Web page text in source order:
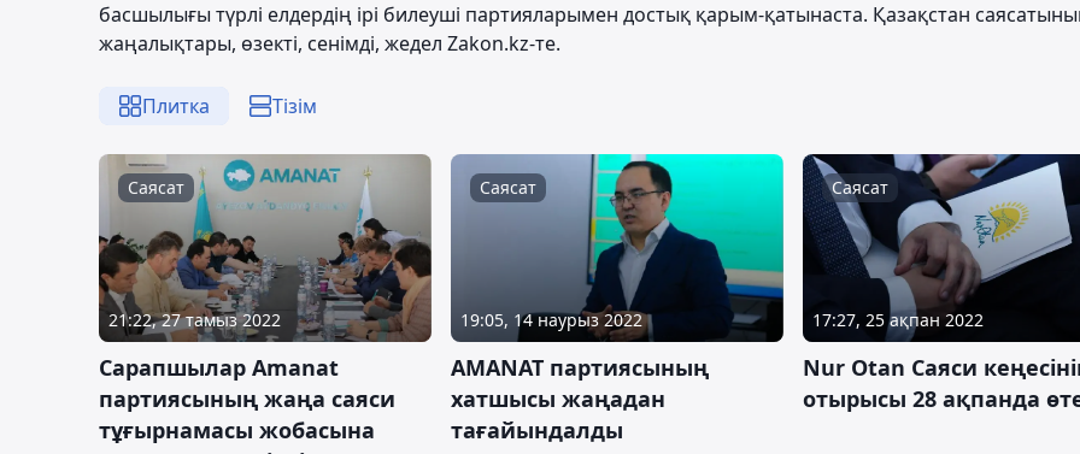
басшылығы түрлі елдердің ірі билеуші партияларымен достық қарым-қатынаста. Қазақстан
жаңалықтары, өзекті, сенімді, жедел Zakon.kz-те.
Плитка Тізім
Саясат
21:22, 27 тамыз 2022
Сарапшылар Amanat
партиясының жаңа саяси
тұғырнамасы жобасына
Саясат
19:05, 14 наурыз 2022
AMANAT партиясының
хатшысы жаңадан
тағайындалды
Саясат
17:27, 25 ақпан 2022
Nur Otan Саяси
отырысы 28 ақпанда